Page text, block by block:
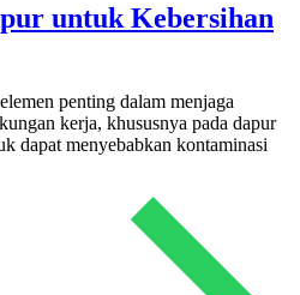
untuk Kebersihan
penting dalam menjaga
kerja, khususnya pada dapur
dapat menyebabkan kontaminasi